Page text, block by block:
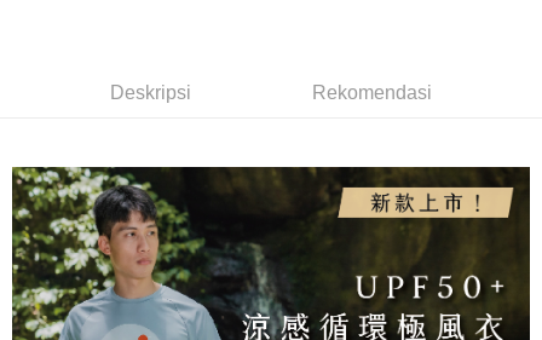
Taishin
Bank Antarabangsa
Taishin
Bank CTBC
Syarikat Kad Kredit
Rakuten Taiwan
DBS Bank
Bank Antarabangsa Taishin
Jika anda memilih OP Pay Later sebagai kaedah pembayaran, sistem
akan mengarahkan anda secara automatik ke proses transaksi OP Pay
Later selepas pesanan dibuat. Anda perlu mengesahkan nombor telefon
mudah alih anda, memilih bilangan ansuran, dan menetapkan tarikh
akhir pembayaran. Transaksi akan dianggap selesai setelah pembayaran
disahkan.
1. Dengan memilih AFTEE sebagai kaedah pembayaran, mesej
pengesahan AFTEE akan muncul.
2. Anda boleh meneruskan pembayaran selepas pengesahan SMS.
3. Tiada bayaran diperlukan apabila pesanan disahkan. Produk akan
dihantar ke alamat yang ditetapkan.
4. Setelah pesanan disahkan, anda akan menerima SMS pembayaran
manakala ahli aplikasi akan menerima pemberitahuan tolak aplikasi
AFTEE.
Pemindahan ATM
Pilihan Penghantaran
全家取貨付款
NT$100/pesanan | Penghantaran percuma untuk pesanan
NT$1,000 atau lebih
Deskripsi Rekomendasi